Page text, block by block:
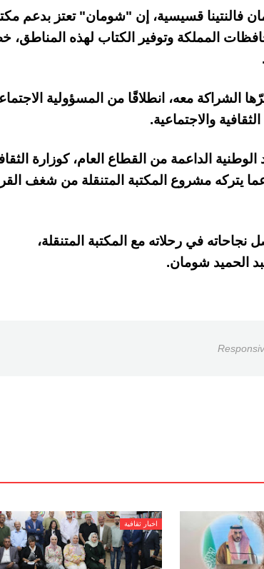
فالنتينا قسيسية، إن "شومان" تعتز بدعم
المملكة وتوفير الكتاب لهذه المناطق،
معه، انطلاقًا من المسؤولية
والاجتماعية.
الداعمة من القطاع العام، كوزارة
يتركه مشروع المكتبة المتنقلة من شغف
ليواصل نجاحاته في رحلاته مع المكتبة المتنقلة،
الحميد شومان.
اخبار ثقافية